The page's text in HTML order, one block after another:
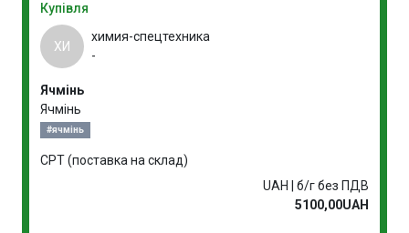
Купівля
ХИ
химия-спецтехника
-
Ячмінь
Ячмінь
#ячмінь
CPT (поставка на склад)
UAH | б/г без ПДВ
5100,00UAH